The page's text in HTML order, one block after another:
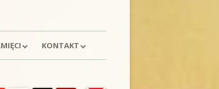
KONTAKT